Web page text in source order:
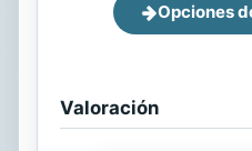
Opciones
Valoración